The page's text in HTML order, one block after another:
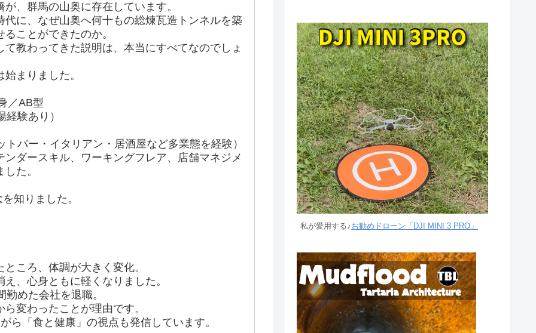
、群馬の山奥に存在しています。
に、なぜ山奥へ何十もの総煉瓦造トンネルを築
ことができたのか。
教わってきた説明は、本当にすべてなのでしょ
まりました。
／AB型
験あり）
バー・イタリアン・居酒屋など多業態を経験）
ダースキル、ワーキングフレア、店舗マネジメ
た。
知りました。
ころ、体調が大きく変化。
、心身ともに軽くなりました。
めた会社を退職。
変わったことが理由です。
ら「食と健康」の視点も発信しています。
私が愛用する♪お勧めドローン「DJI MINI 3 PRO」